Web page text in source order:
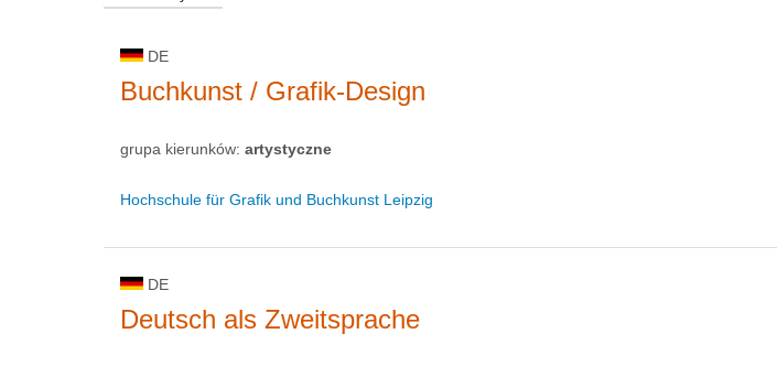
DE
Buchkunst / Grafik-Design
grupa kierunków: artystyczne
Hochschule für Grafik und Buchkunst Leipzig
DE
Deutsch als Zweitsprache